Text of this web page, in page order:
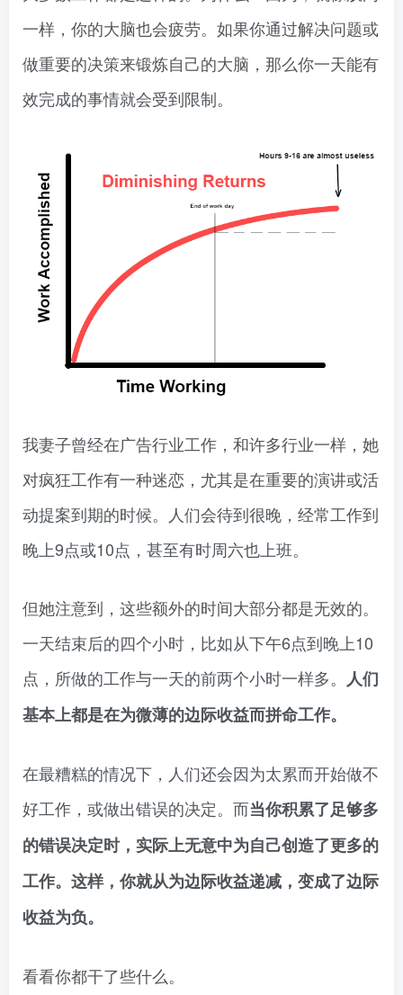
一样，你的大脑也会疲劳。如果你通过解决问题或
做重要的决策来锻炼自己的大脑，那么你一天能有
效完成的事情就会受到限制。
我妻子曾经在广告行业工作，和许多行业一样，她
对疯狂工作有一种迷恋，尤其是在重要的演讲或活
动提案到期的时候。人们会待到很晚，经常工作到
晚上9点或10点，甚至有时周六也上班。
但她注意到，这些额外的时间大部分都是无效的。
一天结束后的四个小时，比如从下午6点到晚上10
点，所做的工作与一天的前两个小时一样多。 人们
基本上都是在为微薄的边际收益而拼命工作。
在最糟糕的情况下，人们还会因为太累而开始做不
好工作，或做出错误的决定。而当你积累了足够多
的错误决定时，实际上无意中为自己创造了更多的
工作。这样，你就从为边际收益递减，变成了边际
收益为负。
看看你都干了些什么。